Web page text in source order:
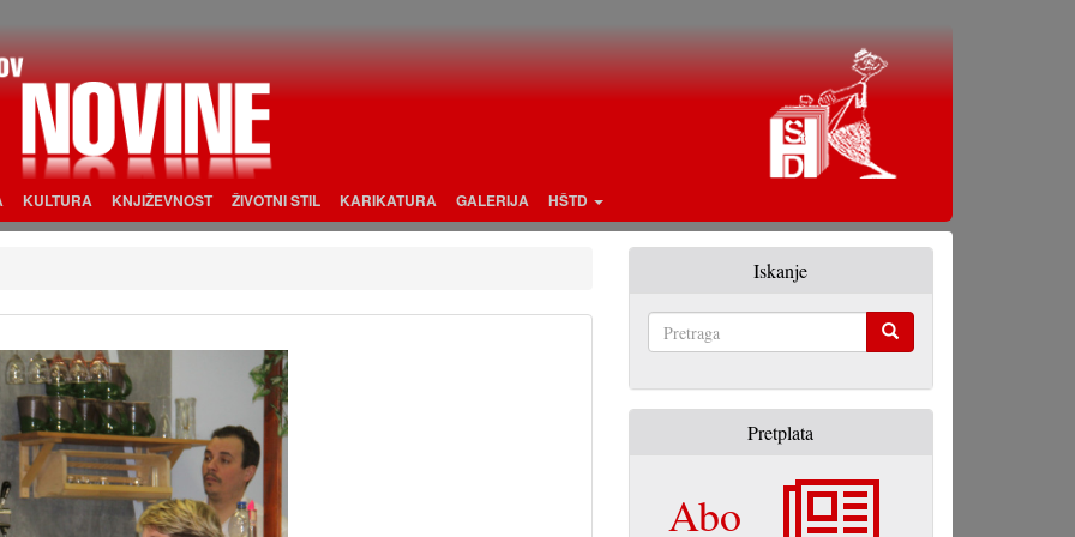
KULTURA KNJIŽEVNOST ŽIVOTNI STIL KARIKATURA GALERIJA HŠTD
Iskanje
Pretplata
Abo